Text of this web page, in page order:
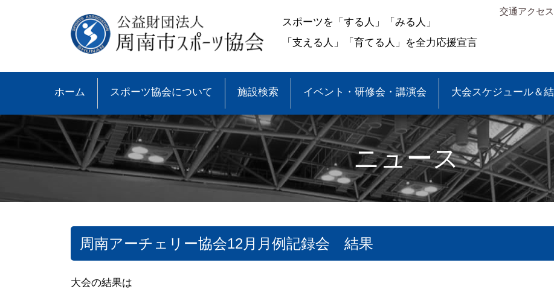
スポーツを「する人」「みる人」
「支える人」「育てる人」を全力応援宣言
交通アクセス
ホーム スポーツ協会について
●諸規則
●事業報告
施設検索 イベント・研修会・講演会 大会スケジュール＆
●大会情報＆結果
●スポーツ少年団とは
●登録スポーツ少年団
●スポーツ少年団大会情報
●各種申請・報告書
ニュース
周南アーチェリー協会12月月例記録会 結果
大会の結果は